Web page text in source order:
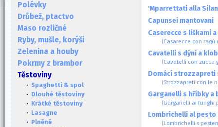
Polévky
Drůbež, ptactvo
Maso rozličné
Ryby, mušle, korýši
Zelenina a houby
Pokrmy z brambor
Těstoviny
· Spaghetti & spol
· Dlouhé těstoviny
· Krátké těstoviny
· Lasagne
· Plněné
'Mparrettati alla
Capunsei mantovani
Caserecce s liškami
(Casarecce con
Cavatelli s dýní a
(Cavatelli con zucca
Domácí strozzapreti
(Strozzapreti con le
Garganelli s hříbky a
(Garganelli ai funghi
Lombrichelli al pesto
(Lombrichelli s